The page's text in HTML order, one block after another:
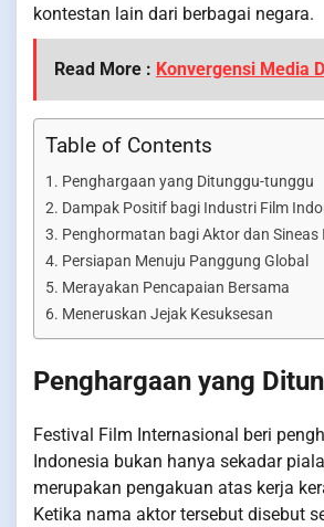
kontestan lain dari berbagai negara.
Read More : Konvergensi Media
Table of Contents
Penghargaan yang Ditunggu-tunggu
Dampak Positif bagi Industri Film
Penghormatan bagi Aktor dan Sineas
Persiapan Menuju Panggung Global
Merayakan Pencapaian Bersama
Meneruskan Jejak Kesuksesan
Penghargaan yang
Festival Film Internasional beri
Indonesia bukan hanya sekadar
merupakan pengakuan atas kerja
Ketika nama aktor tersebut disebut